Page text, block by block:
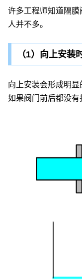
许多工程师知道隔膜
人并不多。
（1）向上安装
向上安装会形成明显
如果阀门前后都没有